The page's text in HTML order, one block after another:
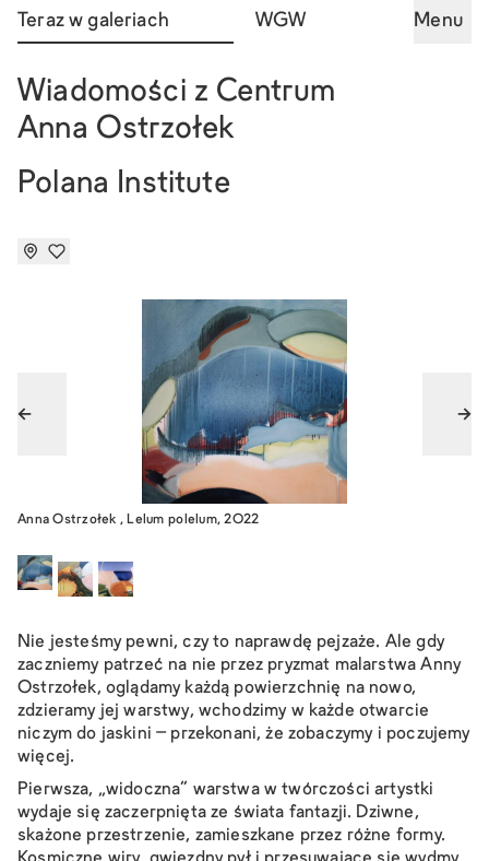
Teraz w galeriach WGW Menu
Wiadomości z Centrum
Anna Ostrzołek
Polana Institute
Anna Ostrzołek , Lelum polelum, 2022
Nie jesteśmy pewni, czy to naprawdę pejzaże. Ale gdy
zaczniemy patrzeć na nie przez pryzmat malarstwa Anny
Ostrzołek, oglądamy każdą powierzchnię na nowo,
zdzieramy jej warstwy, wchodzimy w każde otwarcie
niczym do jaskini – przekonani, że zobaczymy i poczujemy
więcej.
Pierwsza, „widoczna” warstwa w twórczości artystki
wydaje się zaczerpnięta ze świata fantazji. Dziwne,
skażone przestrzenie, zamieszkane przez różne formy.